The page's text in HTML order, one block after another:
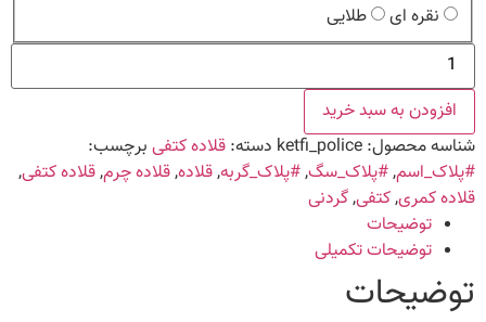
قلاده
کتفی
پلیس
چرم
طبیعی
عدد
افزودن به سبد خرید
شناسه محصول: ketfi_police دسته: قلاده کتفی برچسب:
#پلاک_اسم,#پلاک_سگ,#پلاک_گربه,قلاده,قلاده چرم,قلاده کتفی,
قلاده کمری,کتفی,گردنی
توضیحات
توضیحات تکمیلی
توضیحات